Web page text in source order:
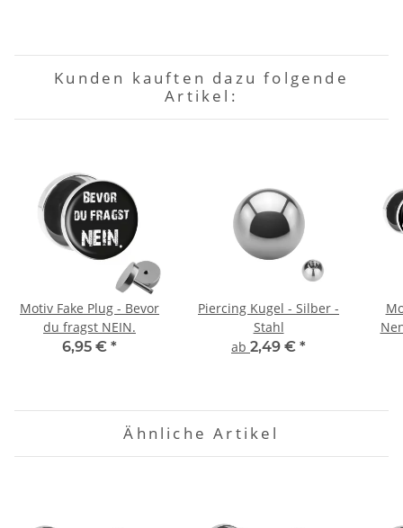
Kunden kauften dazu folgende
Artikel:
Motiv Fake Plug - Bevor
du fragst NEIN.
6,95 € *
Piercing Kugel - Silber -
Stahl
ab 2,49 € *
Ähnliche Artikel